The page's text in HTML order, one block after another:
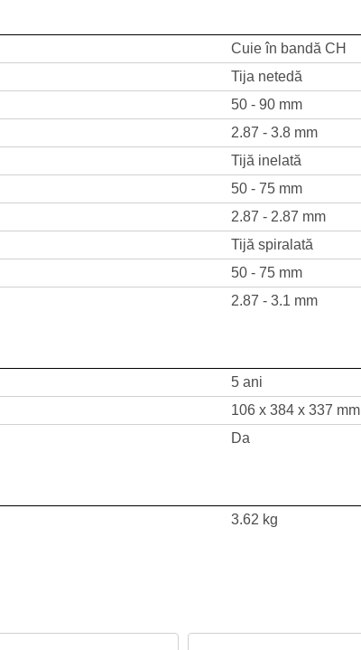
Cuie în bandă CH
Tija netedă
50 - 90 mm
2.87 - 3.8 mm
Tijă inelată
50 - 75 mm
2.87 - 2.87 mm
Tijă spiralată
50 - 75 mm
2.87 - 3.1 mm
5 ani
106 x 384 x 337 mm
Da
3.62 kg